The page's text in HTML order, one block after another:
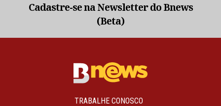
Cadastre-se na Newsletter do Bnews
(Beta)
TRABALHE CONOSCO